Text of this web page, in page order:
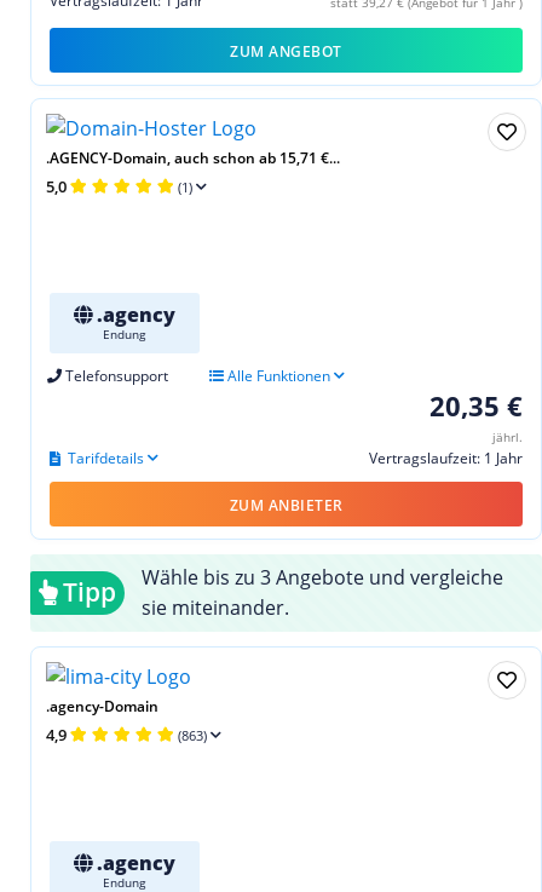
ZUM ANGEBOT
.AGENCY-Domain, auch schon ab 15,71 €...
5,0 (1)
.agency
Endung
Telefonsupport Alle Funktionen
20,35 €
jährl.
Vertragslaufzeit: 1 Jahr
Tarifdetails
ZUM ANBIETER
Tipp
Wähle bis zu 3 Angebote und vergleiche
sie miteinander.
.agency-Domain
4,9 (863)
.agency
Endung